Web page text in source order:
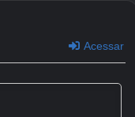
Acessar